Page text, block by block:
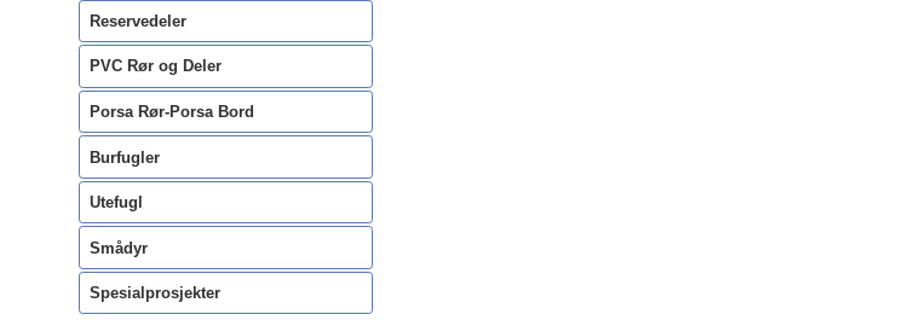
Reservedeler
PVC Rør og Deler
Porsa Rør-Porsa Bord
Burfugler
Utefugl
Smådyr
Spesialprosjekter